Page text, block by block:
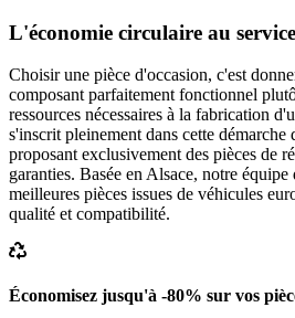
L'économie circulaire au
Choisir une pièce d'occasion, c'est
composant parfaitement fonctionnel
ressources nécessaires à la fabrication
s'inscrit pleinement dans cette
proposant exclusivement des pièces de
garanties. Basée en Alsace, notre
meilleures pièces issues de véhicules
qualité et compatibilité.
Économisez jusqu'à -80% sur vos